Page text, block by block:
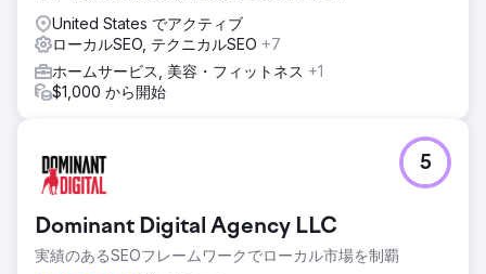
United States でアクティブ
ローカルSEO, テクニカルSEO +7
ホームサービス, 美容・フィットネス +1
$1,000 から開始
Dominant Digital Agency LLC
実績のあるSEOフレームワークでローカル市場を制覇
5